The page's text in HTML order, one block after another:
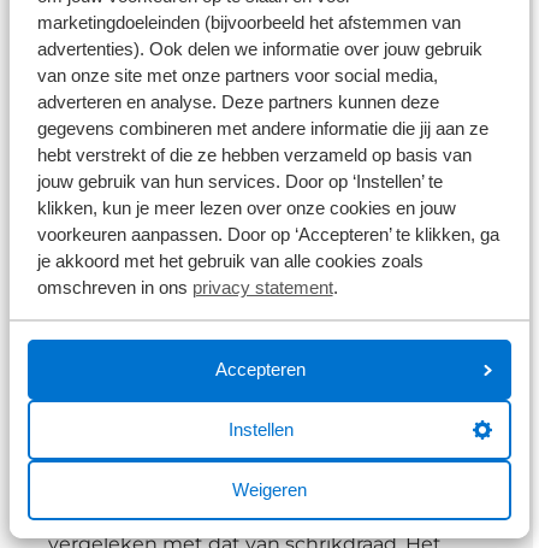
marketingdoeleinden (bijvoorbeeld het afstemmen van
advertenties). Ook delen we informatie over jouw gebruik
van onze site met onze partners voor social media,
adverteren en analyse. Deze partners kunnen deze
gegevens combineren met andere informatie die jij aan ze
hebt verstrekt of die ze hebben verzameld op basis van
jouw gebruik van hun services. Door op ‘Instellen’ te
klikken, kun je meer lezen over onze cookies en jouw
voorkeuren aanpassen. Door op ‘Accepteren’ te klikken, ga
je akkoord met het gebruik van alle cookies zoals
omschreven in ons privacy statement.
Accepteren
Instellen
Weigeren
marters wennen vrij snel aan geuren. Wilt u
een oplossing voor de lange termijn? Dan zijn
de 2e en 3e tip een betere keuze voor u.
Tip 2: Plaats een marterkastje
Door een kastje onder uw motorkap te
installeren dat op hoge frequentie geluid
afgeeft, blijft de marter weg bij uwauto.
Mensen kunnen de ultrasone signalen niet
horen, maar de marter vindt het een
vervelend geluid. Onze monteurs kunnen
Tip 3: Plaats een stroomschokkastje
Een stroomschokkastje is een uitstekende
oplossing om marters te verjagen. Deze
schok is ongevaarlijk voor de marter, maar
wel effectief. Het schokeffect kan worden
vergeleken met dat van schrikdraad. Het